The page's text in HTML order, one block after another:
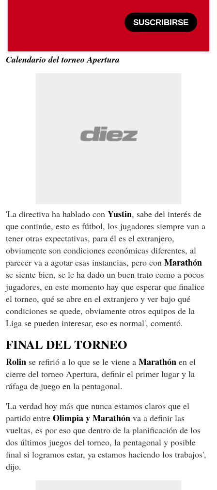
SUSCRIBIRSE
Calendario del torneo Apertura
'La directiva ha hablado con Yustin, sabe del interés de
que continúe, esto es fútbol, los jugadores siempre van a
tener otras expectativas, para él es el extranjero,
obviamente son condiciones económicas diferentes, al
parecer va a agotar esas instancias, pero con Marathón
se siente bien, se le ha dado un buen trato como a pocos
jugadores, en este momento hay que esperar que finalice
el torneo, qué se abre en el extranjero y ver bajo qué
condiciones se quede, obviamente otros equipos de la
Liga se pueden interesar, eso es normal', comentó.
FINAL DEL TORNEO
Rolin se refirió a lo que se le viene a Marathón en el
cierre del torneo Apertura, definir el primer lugar y la
ráfaga de juego en la pentagonal.
'La verdad hoy más que nunca estamos claros que el
partido entre Olimpia y Marathón va a definir las
vueltas, es por eso que dentro de la planificación de los
dos últimos juegos del torneo, la pentagonal y posible
final si logramos estar, ya estamos haciendo los trabajos',
dijo.